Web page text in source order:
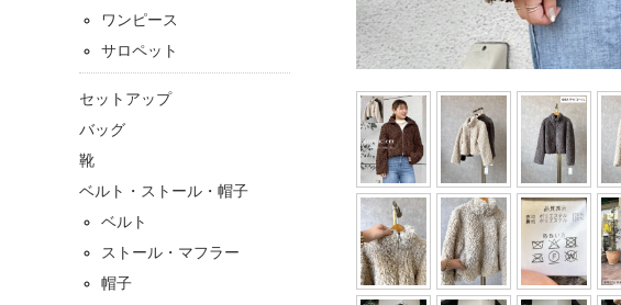
ワンピース
サロペット
セットアップ
バッグ
靴
ベルト・ストール・帽子
ベルト
ストール・マフラー
帽子